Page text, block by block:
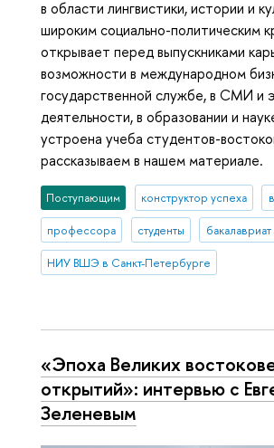
в области лингвистики, истории и
широким социально-политическим
открывает перед выпускниками
возможности в международном
государственной службе, в СМИ и
деятельности, в образовании и
устроена учеба студентов-
рассказываем в нашем материале.
Поступающим конструктор успеха
профессора студенты бакалавриат
НИУ ВШЭ в Санкт-Петербурге
«Эпоха Великих
открытий»: интервью с
Зеленевым